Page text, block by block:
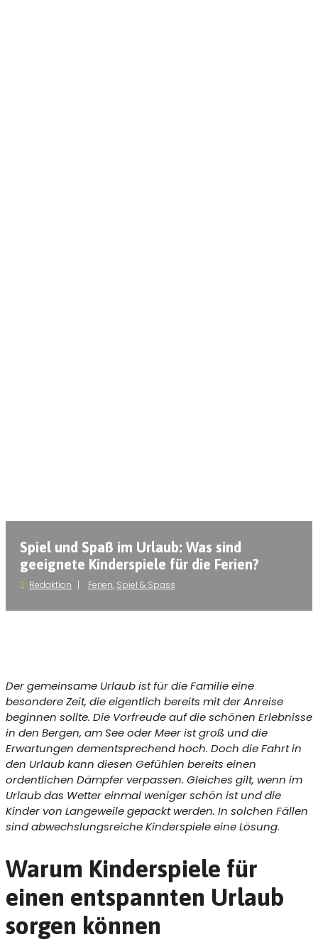
Spiel und Spaß im Urlaub: Was sind
geeignete Kinderspiele für die Ferien?
Redaktion Ferien, Spiel & Spass
Der gemeinsame Urlaub ist für die Familie eine
besondere Zeit, die eigentlich bereits mit der Anreise
beginnen sollte. Die Vorfreude auf die schönen Erlebnisse
in den Bergen, am See oder Meer ist groß und die
Erwartungen dementsprechend hoch. Doch die Fahrt in
den Urlaub kann diesen Gefühlen bereits einen
ordentlichen Dämpfer verpassen. Gleiches gilt, wenn im
Urlaub das Wetter einmal weniger schön ist und die
Kinder von Langeweile gepackt werden. In solchen Fällen
sind abwechslungsreiche Kinderspiele eine Lösung.
Warum Kinderspiele für
einen entspannten Urlaub
sorgen können